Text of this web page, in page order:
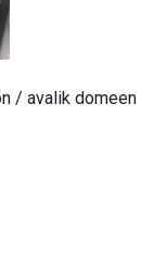
/ avalik domeen